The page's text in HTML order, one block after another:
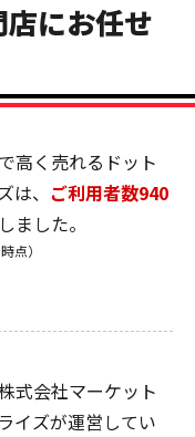
にお任せ
高く売れるドット
は、 ご利用者数940
ました。
点）
式会社マーケット
イズが運営してい